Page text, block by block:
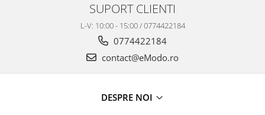
SUPORT CLIENTI
L-V: 10:00 - 15:00 / 0774422184
0774422184
contact@eModo.ro
DESPRE NOI